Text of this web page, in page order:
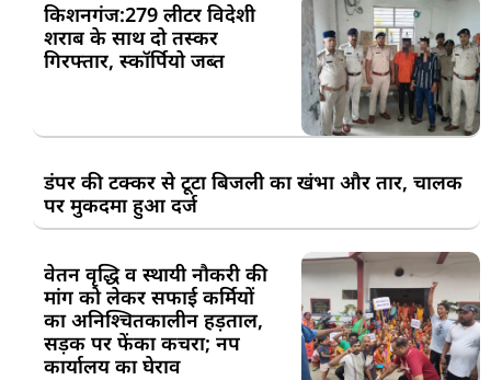
किशनगंज:279 लीटर विदेशी
शराब के साथ दो तस्कर
गिरफ्तार, स्कॉर्पियो जब्त
डंपर की टक्कर से टूटा बिजली का खंभा और तार, चालक
पर मुकदमा हुआ दर्ज
वेतन वृद्धि व स्थायी नौकरी की
मांग को लेकर सफाई कर्मियों
का अनिश्चितकालीन हड़ताल,
सड़क पर फेंका कचरा; नप
कार्यालय का घेराव